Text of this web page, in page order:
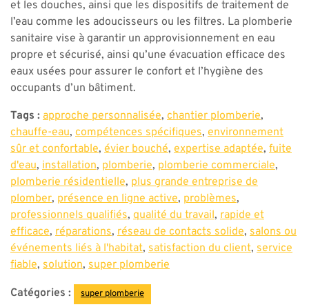
et les douches, ainsi que les dispositifs de traitement de
l’eau comme les adoucisseurs ou les filtres. La plomberie
sanitaire vise à garantir un approvisionnement en eau
propre et sécurisé, ainsi qu’une évacuation efficace des
eaux usées pour assurer le confort et l’hygiène des
occupants d’un bâtiment.
Tags : approche personnalisée, chantier plomberie,
chauffe-eau, compétences spécifiques, environnement
sûr et confortable, évier bouché, expertise adaptée, fuite
d'eau, installation, plomberie, plomberie commerciale,
plomberie résidentielle, plus grande entreprise de
plomber, présence en ligne active, problèmes,
professionnels qualifiés, qualité du travail, rapide et
efficace, réparations, réseau de contacts solide, salons ou
événements liés à l'habitat, satisfaction du client, service
fiable, solution, super plomberie
Catégories : super plomberie